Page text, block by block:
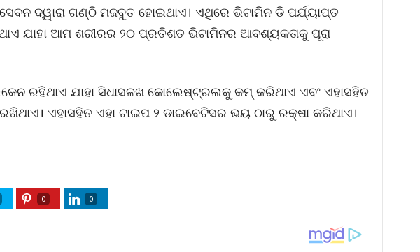
ଦ୍ୱାରା ଗଣ୍ଠି ମଜବୁତ ହୋଇଥାଏ। ଏଥିରେ ଭିଟାମିନ ଡି ପର୍ଯ୍ୟାପ୍ତ
ଯାହା ଆମ ଶରୀରର ୨୦ ପ୍ରତିଶତ ଭିଟାମିନର ଆବଶ୍ୟକତାକୁ ପୂରା
ରହିଥାଏ ଯାହା ସିଧାସଳଖ କୋଲେଷ୍ଟ୍ରଲକୁ କମ୍‌ କରିଥାଏ ଏବଂ ଏହାସହିତ
ଏହାସହିତ ଏହା ଟାଇପ ୨ ଡାଇବେଟିସର ଭୟ ଠାରୁ ରକ୍ଷା କରିଥାଏ।
0 0